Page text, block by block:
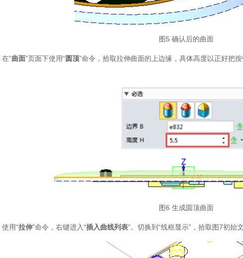
图5 确认后的曲面
“曲面”页面下使用“圆顶”命令，拾取拉伸曲面的上边缘，具体高度以正好把
图6 生成圆顶曲面
用“拉伸”命令，右键进入“插入曲线列表”。切换到“线框显示”，拾取图7初始